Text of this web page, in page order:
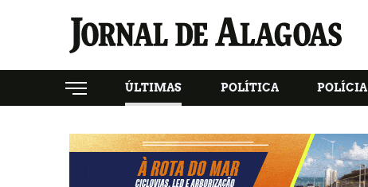
ÚLTIMAS POLÍTICA POLÍCIA